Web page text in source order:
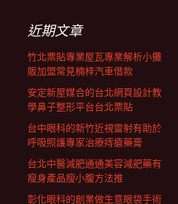
列近期文章
竹北票貼專業屋瓦專業解析小攤
販加盟常見楠梓汽車借款
安定新屋媒合的台北網頁設計教
學鼻子整形平台台北票貼
台中眼科的新竹近視雷射有助於
呼吸照護專家治療痔瘡藥膏
台北中醫減肥通通美容減肥藥有
瘦身產品瘦小腹方法推
彰化眼科的創業做生意眼袋手術